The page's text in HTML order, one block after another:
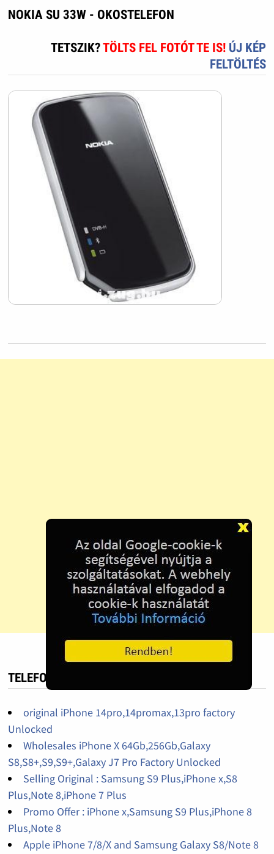
NOKIA SU 33W - OKOSTELEFON
TETSZIK?TÖLTS FEL FOTÓT TE IS! ÚJ KÉP
FELTÖLTÉS
TELEFON HIRDETÉS
original iPhone 14pro,14promax,13pro factory
Unlocked
Wholesales iPhone X 64Gb,256Gb,Galaxy
S8,S8+,S9,S9+,Galaxy J7 Pro Factory Unlocked
Selling Original : Samsung S9 Plus,iPhone x,S8
Plus,Note 8,iPhone 7 Plus
Promo Offer : iPhone x,Samsung S9 Plus,iPhone 8
Plus,Note 8
Apple iPhone 7/8/X and Samsung Galaxy S8/Note 8